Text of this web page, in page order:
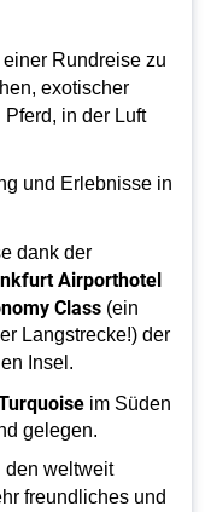
Rundreise zu
exotischer
in der Luft
und Erlebnisse in
dank der
Airporthotel
Class (ein
Langstrecke!) der
Insel.
im Süden
gelegen.
den weltweit
freundliches und